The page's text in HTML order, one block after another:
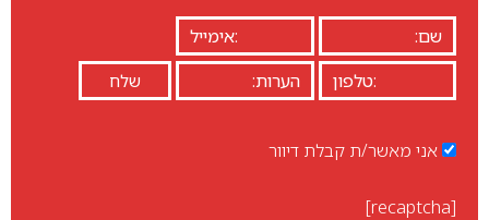
אני מאשר/ת קבלת דיוור
[recaptcha]